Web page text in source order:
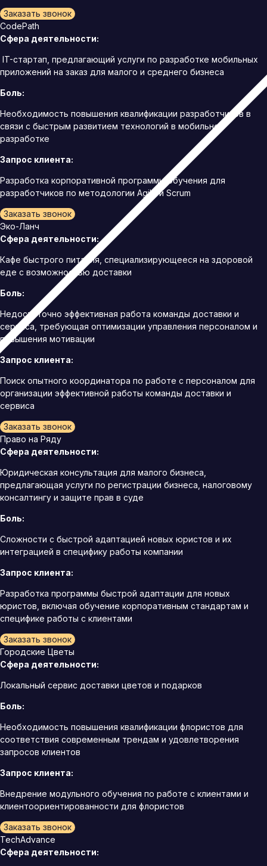
Заказать звонок
CodePath
Сфера деятельности:
IT-стартап, предлагающий услуги по разработке мобильных
приложений на заказ для малого и среднего бизнеса
Боль:
Необходимость повышения квалификации разработчиков в
связи с быстрым развитием технологий в мобильной
разработке
Запрос клиента:
Разработка корпоративной программы обучения для
разработчиков по методологии Agile и Scrum
Заказать звонок
Эко-Ланч
Сфера деятельности:
Кафе быстрого питания, специализирующееся на здоровой
еде с возможностью доставки
Боль:
Недостаточно эффективная работа команды доставки и
сервиса, требующая оптимизации управления персоналом и
повышения мотивации
Запрос клиента:
Поиск опытного координатора по работе с персоналом для
организации эффективной работы команды доставки и
сервиса
Заказать звонок
Право на Ряду
Сфера деятельности:
Юридическая консультация для малого бизнеса,
предлагающая услуги по регистрации бизнеса, налоговому
консалтингу и защите прав в суде
Боль:
Сложности с быстрой адаптацией новых юристов и их
интеграцией в специфику работы компании
Запрос клиента:
Разработка программы быстрой адаптации для новых
юристов, включая обучение корпоративным стандартам и
специфике работы с клиентами
Заказать звонок
Городские Цветы
Сфера деятельности:
Локальный сервис доставки цветов и подарков
Боль:
Необходимость повышения квалификации флористов для
соответствия современным трендам и удовлетворения
запросов клиентов
Запрос клиента:
Внедрение модульного обучения по работе с клиентами и
клиентоориентированности для флористов
Заказать звонок
TechAdvance
Сфера деятельности: